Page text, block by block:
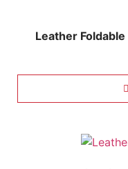
Leather